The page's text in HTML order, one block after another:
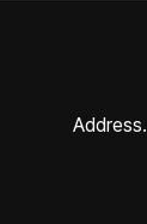
Address.